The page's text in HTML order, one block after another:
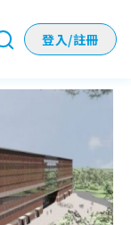
登入/註冊
來發展？南台南